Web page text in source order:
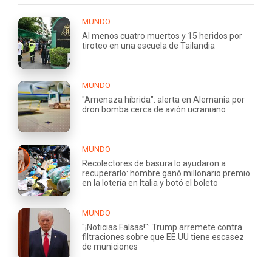
MUNDO
Al menos cuatro muertos y 15 heridos por
tiroteo en una escuela de Tailandia
MUNDO
"Amenaza híbrida": alerta en Alemania por
dron bomba cerca de avión ucraniano
MUNDO
Recolectores de basura lo ayudaron a
recuperarlo: hombre ganó millonario premio
en la lotería en Italia y botó el boleto
MUNDO
"¡Noticias Falsas!": Trump arremete contra
filtraciones sobre que EE.UU tiene escasez
de municiones